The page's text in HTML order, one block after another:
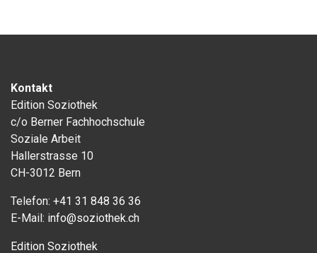
Kontakt
Edition Soziothek
c/o Berner Fachhochschule
Soziale Arbeit
Hallerstrasse 10
CH-3012 Bern
Telefon: +41 31 848 36 36
E-Mail: info@soziothek.ch
Edition Soziothek